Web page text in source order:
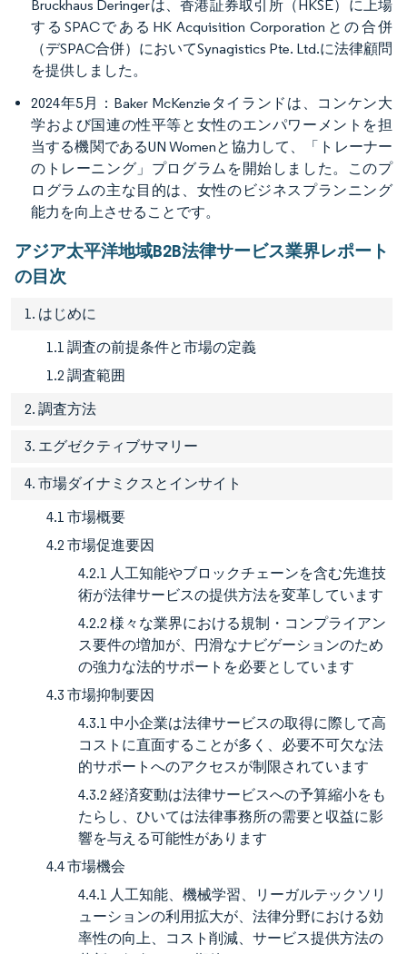
Bruckhaus Deringerは、香港証券取引所（HKSE）に上場
するSPACであるHK Acquisition Corporationとの合併
（デSPAC合併）においてSynagistics Pte. Ltd.に法律顧問
を提供しました。
2024年5月：Baker McKenzieタイランドは、コンケン大
学および国連の性平等と女性のエンパワーメントを担
当する機関であるUN Womenと協力して、「トレーナー
のトレーニング」プログラムを開始しました。このプ
ログラムの主な目的は、女性のビジネスプランニング
能力を向上させることです。
アジア太平洋地域B2B法律サービス業界レポート
の目次
1. はじめに
1.1 調査の前提条件と市場の定義
1.2 調査範囲
2. 調査方法
3. エグゼクティブサマリー
4. 市場ダイナミクスとインサイト
4.1 市場概要
4.2 市場促進要因
4.2.1 人工知能やブロックチェーンを含む先進技
術が法律サービスの提供方法を変革しています
4.2.2 様々な業界における規制・コンプライアン
ス要件の増加が、円滑なナビゲーションのため
の強力な法的サポートを必要としています
4.3 市場抑制要因
4.3.1 中小企業は法律サービスの取得に際して高
コストに直面することが多く、必要不可欠な法
的サポートへのアクセスが制限されています
4.3.2 経済変動は法律サービスへの予算縮小をも
たらし、ひいては法律事務所の需要と収益に影
響を与える可能性があります
4.4 市場機会
4.4.1 人工知能、機械学習、リーガルテックソリ
ューションの利用拡大が、法律分野における効
率性の向上、コスト削減、サービス提供方法の